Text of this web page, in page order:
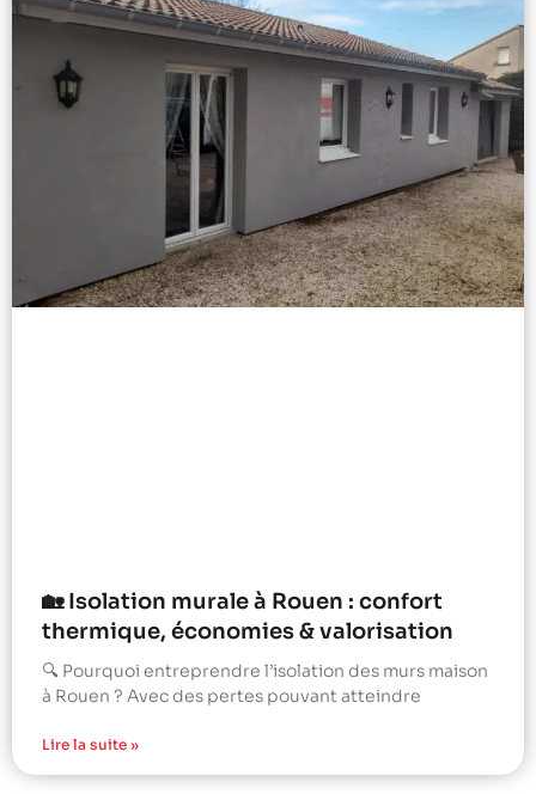
🏡 Isolation murale à Rouen : confort
thermique, économies & valorisation
🔍 Pourquoi entreprendre l’isolation des murs maison
à Rouen ? Avec des pertes pouvant atteindre
Lire la suite »